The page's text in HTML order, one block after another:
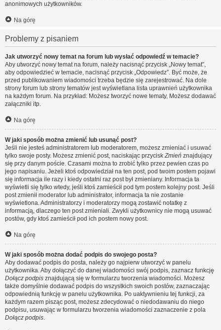
anonimowych użytkowników.
Na górę
Problemy z pisaniem
Jak utworzyć nowy temat na forum lub wysłać odpowiedź w temacie?
Aby utworzyć nowy temat na forum, należy nacisnąć przycisk „Nowy temat”,
aby odpowiedzieć w temacie, nacisnąć przycisk „Odpowiedz”. Być może, że
przed publikowaniem wiadomości trzeba będzie się zarejestrować. Na dole
strony forum lub strony tematów jest wyświetlana lista uprawnień użytkownika
na każdym forum. Na przykład: Możesz tworzyć nowe tematy, Możesz dodawać
załączniki itp.
Na górę
W jaki sposób można zmienić lub usunąć post?
Jeśli nie jesteś administratorem lub moderatorem, możesz zmieniać i usuwać
tylko swoje posty. Możesz zmienić post, naciskając przyciskZmień znajdujący
się przy danym poście. Czasami można to zrobić tylko przez pewien czas po
jego napisaniu. Jeżeli ktoś odpowiedział na ten post, pod twoim postem pojawi
się informacja ile razy i kiedy ostatni raz post był zmieniany. Informacja ta
wyświetli się tylko wtedy, jeśli ktoś zamieścił pod tym postem kolejny post. Jeśli
post zmienił moderator lub administrator, informacja ta nie zostanie
wyświetlona. Administratorzy i moderatorzy mogą zostawić notatkę z
informacją, dlaczego ten post zmieniali. Zwykli użytkownicy nie mogą usuwać
postów, gdy ktoś zamieścił pod ich postem nowy post.
Na górę
W jaki sposób można dodać podpis do swojego posta?
Aby dodawać podpis do posta, należy go najpierw utworzyć w panelu
użytkownika. Aby dołączyć do danej wiadomości swój podpis, zaznacz funkcję
Dołącz podpis znajdującą się w formularzu tworzenia wiadomości. Możesz
także domyślnie dodawać podpis do wszystkich swoich postów, zaznaczając
odpowiednią funkcję w panelu użytkownika. Po uaktywnieniu tej funkcji, za
każdym razem pisząc post, możesz zdecydować o niedodawaniu do niego
podpisu, usuwając w formularzu tworzenia wiadomości zaznaczenie z pola
Dołącz podpis.